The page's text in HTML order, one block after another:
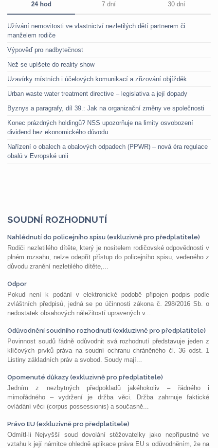
24 hod 7 dní 30 dní
Užívání nemovitosti ve vlastnictví nezletilých dětí partnerem či
manželem rodiče
Výpověď pro nadbytečnost
Než se upíšete do reality show
Uzavírky místních i účelových komunikací a zřizování objížděk
Urban waste water treatment directive – legislativa a její dopady
Byznys a paragrafy, díl 39.: Jak na organizační změny ve společnosti
Konec prázdných holdingů? NSS upozorňuje na limity osvobození
dividend bez ekonomického důvodu
Nařízení o obalech a obalových odpadech (PPWR) – nová éra regulace
obalů v Evropské unii
SOUDNÍ ROZHODNUTÍ
Nahlédnutí do policejního spisu (exkluzivně pro předplatitele)
Rodiči nezletilého dítěte, který je nositelem rodičovské odpovědnosti v
plném rozsahu, nelze odepřít přístup do policejního spisu, vedeného z
důvodu zranění nezletilého dítěte,...
Odpor
Pokud není k podání v elektronické podobě připojen podpis podle
zvláštních předpisů, jedná se po účinnosti zákona č. 298/2016 Sb. o
nedostatek obsahových náležitostí upravených v...
Odůvodnění soudního rozhodnutí (exkluzivně pro předplatitele)
Povinnost soudů řádně odůvodnit svá rozhodnutí představuje jeden z
klíčových prvků práva na soudní ochranu chráněného čl. 36 odst. 1
Listiny základních práv a svobod. Soudy mají...
Opomenuté důkazy (exkluzivně pro předplatitele)
Jedním z nezbytných předpokladů jakéhokoliv – řádného i
mimořádného – vydržení je držba věci. Držba zahrnuje faktické
ovládání věci (corpus possessionis) a současně...
Právo EU (exkluzivně pro předplatitele)
Odmítl-li Nejvyšší soud dovolání stěžovatelky jako nepřípustné ve
vztahu k její námitce ohledně aplikace práva EU s odůvodněním, že na